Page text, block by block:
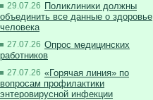
29.07.26 Поликлиники должны
объединить все данные о здоровье
человека
27.07.26 Опрос медицинских
работников
27.07.26 «Горячая линия» по
вопросам профилактики
энтеровирусной инфекции